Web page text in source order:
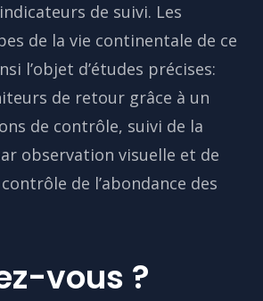
de suivi. Les
de la vie continentale de ce
l’objet d’études précises:
de retour grâce à un
de contrôle, suivi de la
observation visuelle et de
de l’abondance des
vous ?